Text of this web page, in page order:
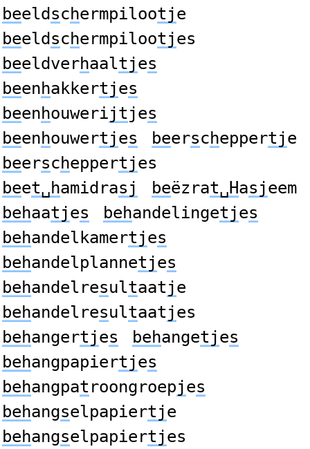
beeld schermpilootje
beeld schermpilootjes
beeldverhaaltjes
beenhakkertjes
beenhouwerijtjes
beenhouwertjes beerscheppertje
beerscheppertjes
beet␣hamidrasj beëzrat␣Hasjeem
behaatjes behandelingetjes
behandelkamertjes
behandelplannetjes
behandelresultaatje
behandelresultaatjes
behangertjes behangetjes
behangpapiertjes
behangpatroongroepjes
behangselpapiertje
behangselpapiertjes